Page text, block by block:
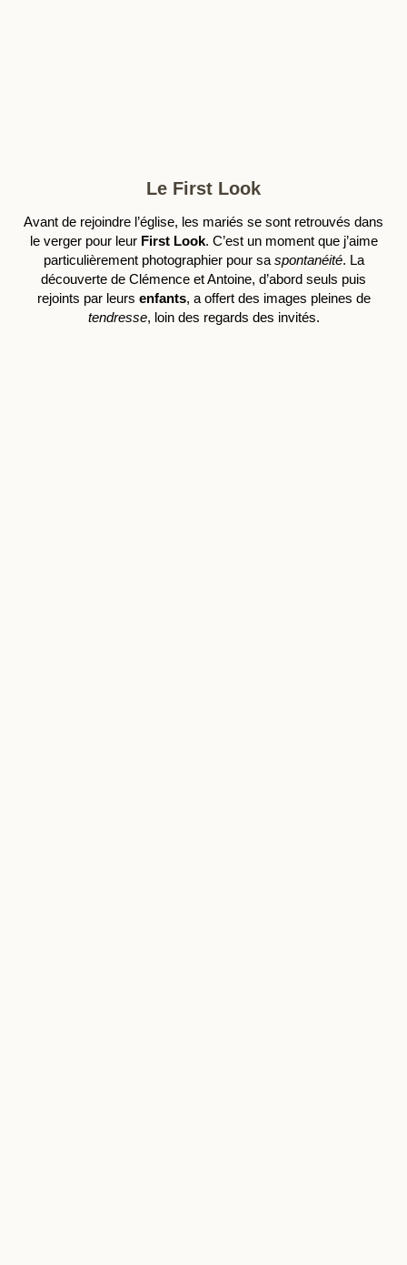
Le First Look
Avant de rejoindre l’église, les mariés se sont retrouvés dans
le verger pour leur First Look. C’est un moment que j’aime
particulièrement photographier pour sa spontanéité. La
découverte de Clémence et Antoine, d’abord seuls puis
rejoints par leurs enfants, a offert des images pleines de
tendresse, loin des regards des invités.